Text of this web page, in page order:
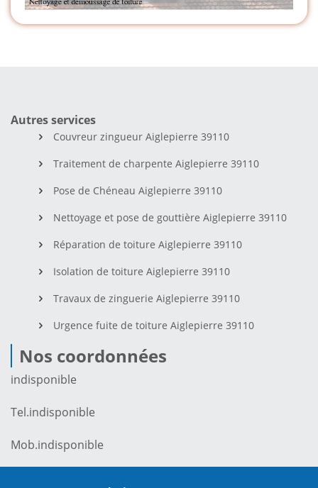
Autres services
Couvreur zingueur Aiglepierre 39110
Traitement de charpente Aiglepierre 39110
Pose de Chéneau Aiglepierre 39110
Nettoyage et pose de gouttière Aiglepierre 39110
Réparation de toiture Aiglepierre 39110
Isolation de toiture Aiglepierre 39110
Travaux de zinguerie Aiglepierre 39110
Urgence fuite de toiture Aiglepierre 39110
Nos coordonnées
indisponible
Tel.indisponible
Mob.indisponible